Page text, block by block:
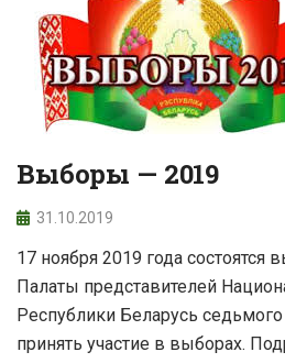
Выборы — 2019
31.10.2019
17 ноября 2019 года состоятся
Палаты представителей
Республики Беларусь
принять участие в выборах.